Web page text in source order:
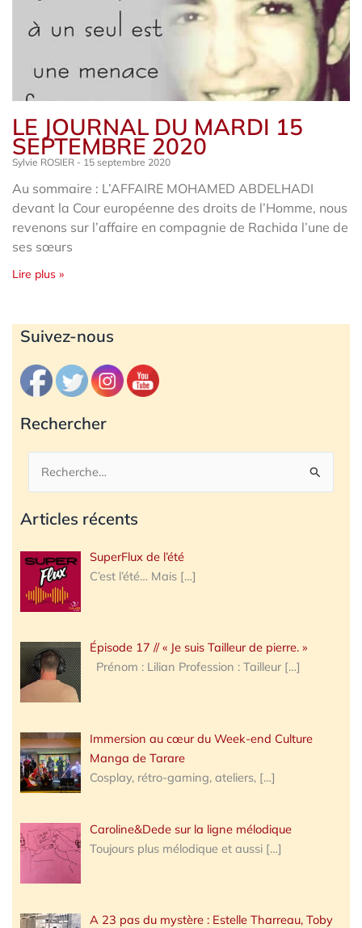
LE JOURNAL DU MARDI 15
SEPTEMBRE 2020
Sylvie ROSIER 15 septembre 2020
Au sommaire : L’AFFAIRE MOHAMED ABDELHADI
devant la Cour européenne des droits de l’Homme, nous
revenons sur l’affaire en compagnie de Rachida l’une de
ses sœurs
Lire plus »
Suivez-nous
Rechercher
Rechercher :
Articles récents
SuperFlux de l’été
C’est l’été… Mais […]
Épisode 17 // « Je suis Tailleur de pierre. »
Prénom : Lilian Profession : Tailleur […]
Immersion au cœur du Week-end Culture
Manga de Tarare
Cosplay, rétro-gaming, ateliers, […]
Caroline&Dede sur la ligne mélodique
Toujours plus mélodique et aussi […]
A 23 pas du mystère : Estelle Tharreau, Toby
Archives